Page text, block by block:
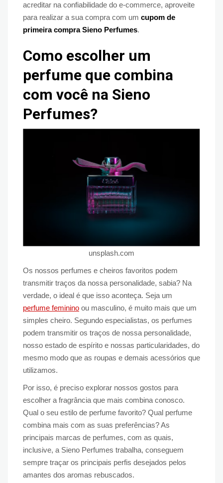
acreditar na confiabilidade do e-commerce, aproveite
para realizar a sua compra com um cupom de
primeira compra Sieno Perfumes.
Como escolher um
perfume que combina
com você na Sieno
Perfumes?
unsplash.com
Os nossos perfumes e cheiros favoritos podem
transmitir traços da nossa personalidade, sabia? Na
verdade, o ideal é que isso aconteça. Seja um
perfume feminino ou masculino, é muito mais que um
simples cheiro. Segundo especialistas, os perfumes
podem transmitir os traços de nossa personalidade,
nosso estado de espírito e nossas particularidades, do
mesmo modo que as roupas e demais acessórios que
utilizamos.
Por isso, é preciso explorar nossos gostos para
escolher a fragrância que mais combina conosco.
Qual o seu estilo de perfume favorito? Qual perfume
combina mais com as suas preferências? As
principais marcas de perfumes, com as quais,
inclusive, a Sieno Perfumes trabalha, conseguem
sempre traçar os principais perfis desejados pelos
amantes dos aromas rebuscados.